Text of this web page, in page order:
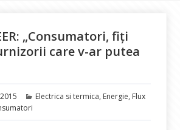
„Consumatori, fiți
care v-ar putea
Categorii
Electrica si termica, Energie, Flux